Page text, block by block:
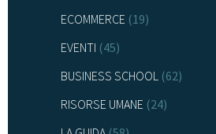
ECOMMERCE (19)
EVENTI (45)
BUSINESS SCHOOL (62)
RISORSE UMANE (24)